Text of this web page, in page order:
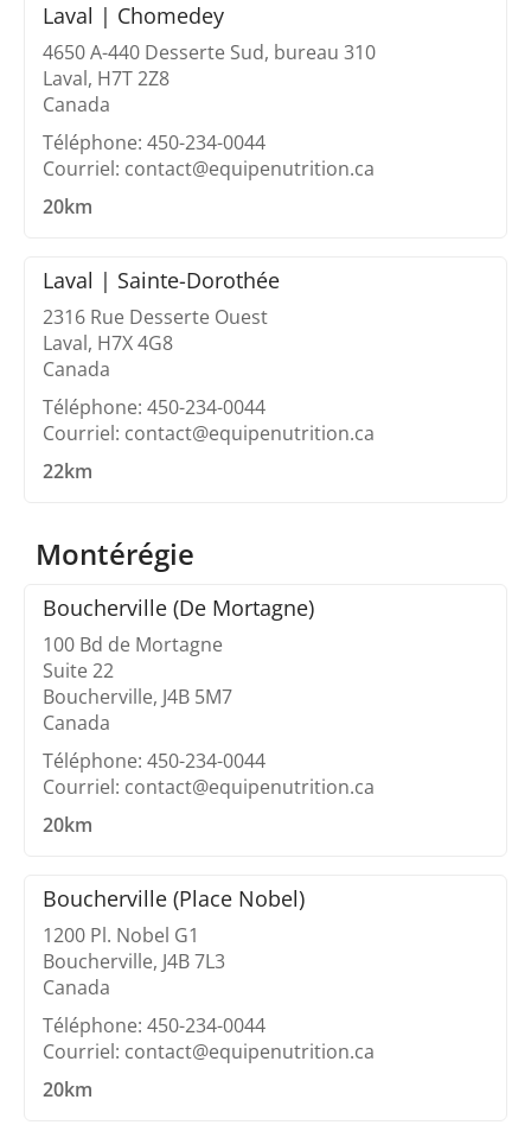
Laval | Chomedey
4650 A-440 Desserte Sud, bureau 310
Laval, H7T 2Z8
Canada
Téléphone: 450-234-0044
Courriel: contact@equipenutrition.ca
20km
Laval | Sainte-Dorothée
2316 Rue Desserte Ouest
Laval, H7X 4G8
Canada
Téléphone: 450-234-0044
Courriel: contact@equipenutrition.ca
22km
Montérégie
Boucherville (De Mortagne)
100 Bd de Mortagne
Suite 22
Boucherville, J4B 5M7
Canada
Téléphone: 450-234-0044
Courriel: contact@equipenutrition.ca
20km
Boucherville (Place Nobel)
1200 Pl. Nobel G1
Boucherville, J4B 7L3
Canada
Téléphone: 450-234-0044
Courriel: contact@equipenutrition.ca
20km